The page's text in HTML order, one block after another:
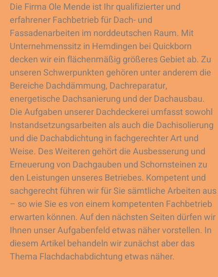
Die Firma Ole Mende ist Ihr qualifizierter und
erfahrener Fachbetrieb für Dach- und
Fassadenarbeiten im norddeutschen Raum. Mit
Unternehmenssitz in Hemdingen bei Quickborn
decken wir ein flächenmäßig größeres Gebiet ab. Zu
unseren Schwerpunkten gehören unter anderem die
Bereiche Dachdämmung, Dachreparatur,
energetische Dachsanierung und der Dachausbau.
Die Aufgaben unserer Dachdeckerei umfasst sowohl
Instandsetzungsarbeiten als auch die Dachisolierung
und die Dachabdichtung in fachgerechter Art und
Weise. Des Weiteren gehört die Ausbesserung und
Erneuerung von Dachgauben und Schornsteinen zu
den Leistungen unseres Betriebes. Kompetent und
sachgerecht führen wir für Sie sämtliche Arbeiten aus
– so wie Sie es von einem kompetenten Fachbetrieb
erwarten können. Auf den nächsten Seiten dürfen wir
Ihnen unser Aufgabenfeld etwas näher vorstellen. In
diesem Artikel behandeln wir zunächst aber das
Thema Flachdachabdichtung etwas näher.